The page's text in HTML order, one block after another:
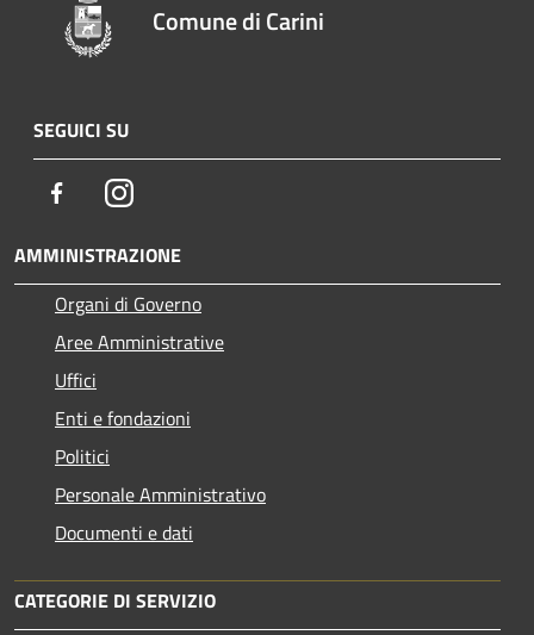
Comune di Carini
SEGUICI SU
FacebookInstagram
AMMINISTRAZIONE
Organi di Governo
Aree Amministrative
Uffici
Enti e fondazioni
Politici
Personale Amministrativo
Documenti e dati
CATEGORIE DI SERVIZIO